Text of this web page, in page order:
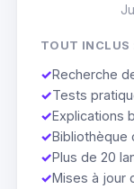
TOUT INCLUS
✓Recherche
✓Tests
✓Explications
✓Bibliothèque
✓Plus de 20
✓Mises à jour